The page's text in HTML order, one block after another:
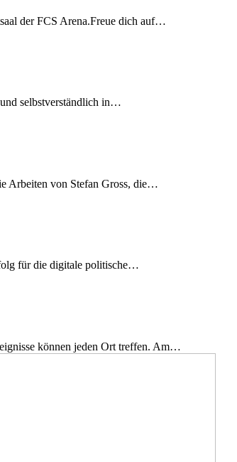
der FCS Arena.Freue dich auf…
selbstverständlich in…
Arbeiten von Stefan Gross, die…
für die digitale politische…
können jeden Ort treffen. Am…